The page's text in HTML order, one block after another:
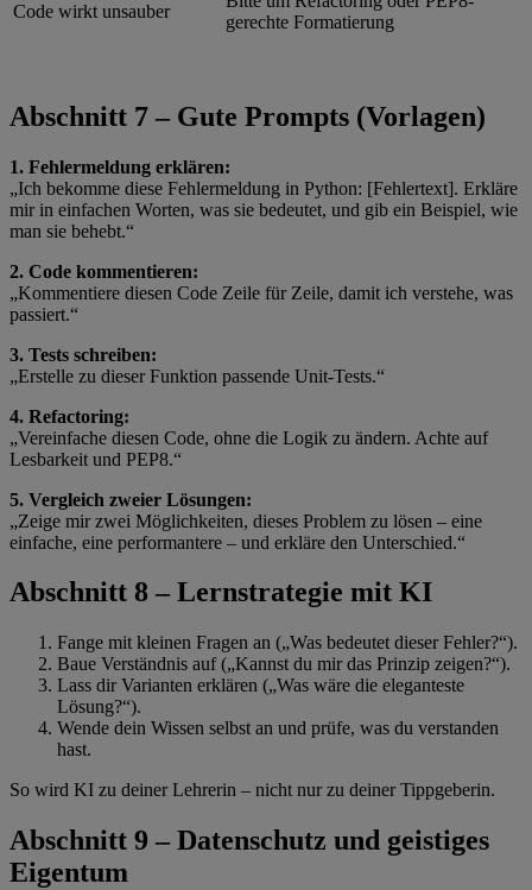
Code wirkt unsauber
gerechte Formatierung
Abschnitt 7 – Gute Prompts (Vorlagen)
1. Fehlermeldung erklären:
„Ich bekomme diese Fehlermeldung in Python: [Fehlertext]. Erkläre
mir in einfachen Worten, was sie bedeutet, und gib ein Beispiel, wie
man sie behebt.“
2. Code kommentieren:
„Kommentiere diesen Code Zeile für Zeile, damit ich verstehe, was
passiert.“
3. Tests schreiben:
„Erstelle zu dieser Funktion passende Unit-Tests.“
4. Refactoring:
„Vereinfache diesen Code, ohne die Logik zu ändern. Achte auf
Lesbarkeit und PEP8.“
5. Vergleich zweier Lösungen:
„Zeige mir zwei Möglichkeiten, dieses Problem zu lösen – eine
einfache, eine performantere – und erkläre den Unterschied.“
Abschnitt 8 – Lernstrategie mit KI
Fange mit kleinen Fragen an („Was bedeutet dieser Fehler?“).
Baue Verständnis auf („Kannst du mir das Prinzip zeigen?“).
Lass dir Varianten erklären („Was wäre die eleganteste
Lösung?“).
Wende dein Wissen selbst an und prüfe, was du verstanden
hast.
So wird KI zu deiner Lehrerin – nicht nur zu deiner Tippgeberin.
Abschnitt 9 – Datenschutz und geistiges
Eigentum